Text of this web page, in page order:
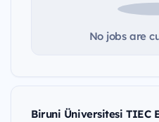
No jobs are
Biruni Üniversitesi TIEC